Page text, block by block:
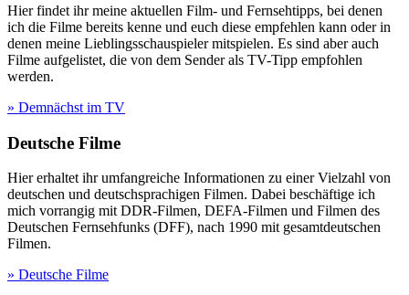
Hier findet ihr meine aktuellen Film- und Fernsehtipps, bei denen
ich die Filme bereits kenne und euch diese empfehlen kann oder in
denen meine Lieblingsschauspieler mitspielen. Es sind aber auch
Filme aufgelistet, die von dem Sender als TV-Tipp empfohlen
werden.
» Demnächst im TV
Deutsche Filme
Hier erhaltet ihr umfangreiche Informationen zu einer Vielzahl von
deutschen und deutschsprachigen Filmen. Dabei beschäftige ich
mich vorrangig mit DDR-Filmen, DEFA-Filmen und Filmen des
Deutschen Fernsehfunks (DFF), nach 1990 mit gesamtdeutschen
Filmen.
» Deutsche Filme